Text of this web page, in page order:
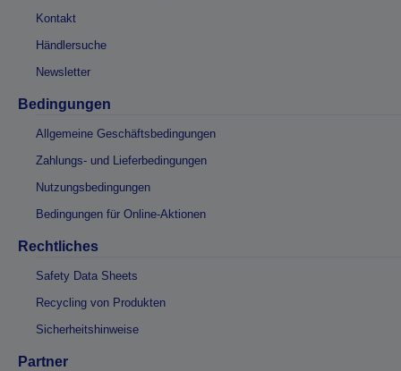
Kontakt
Händlersuche
Newsletter
Bedingungen
Allgemeine Geschäftsbedingungen
Zahlungs- und Lieferbedingungen
Nutzungsbedingungen
Bedingungen für Online-Aktionen
Rechtliches
Safety Data Sheets
Recycling von Produkten
Sicherheitshinweise
Partner